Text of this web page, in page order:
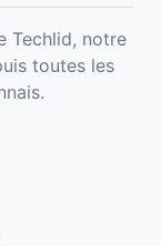
Techlid, notre
toutes les